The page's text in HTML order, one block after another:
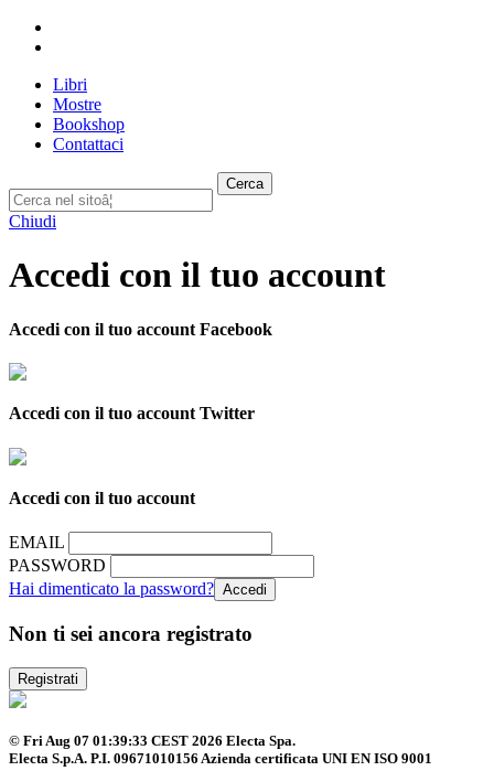
Libri
Mostre
Bookshop
Contattaci
Cerca
Chiudi
Accedi con il tuo account
Accedi con il tuo account Facebook
Accedi con il tuo account Twitter
Accedi con il tuo account
EMAIL
PASSWORD
Hai dimenticato la password?
Non ti sei ancora registrato
Registrati
© Fri Aug 07 01:39:33 CEST 2026 Electa Spa.
Electa S.p.A. P.I. 09671010156 Azienda certificata UNI EN ISO 9001